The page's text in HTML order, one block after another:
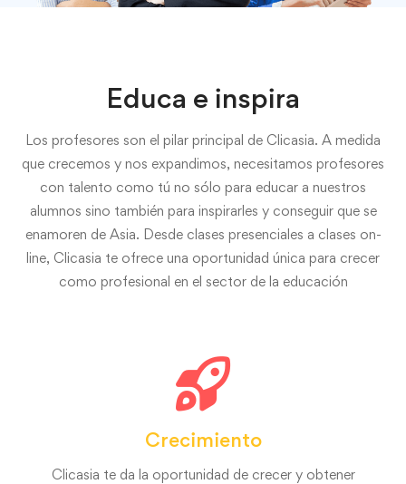
Educa e inspira
Los profesores son el pilar principal de Clicasia. A medida
que crecemos y nos expandimos, necesitamos profesores
con talento como tú no sólo para educar a nuestros
alumnos sino también para inspirarles y conseguir que se
enamoren de Asia. Desde clases presenciales a clases on-
line, Clicasia te ofrece una oportunidad única para crecer
como profesional en el sector de la educación
Crecimiento
Clicasia te da la oportunidad de crecer y obtener